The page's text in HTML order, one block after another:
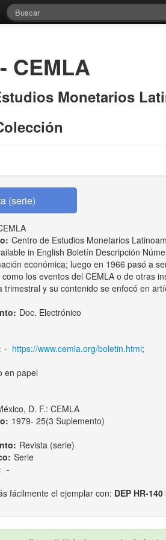
CEMLA
Monetarios
Centro de Estudios Monetarios
in English Boletín Descripción
económica; luego en 1966 pasó a
los eventos del CEMLA o de otras
trimestral y su contenido se enfocó en
Doc. Electrónico
- https://www.cemla.org/boletin.html;
en papel
D. F.: CEMLA
1979- 25(3 Suplemento)
Revista (serie)
Serie
-
fácilmente el ejemplar con: DEP HR-